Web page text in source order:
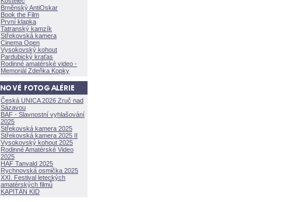
Brněnský AntiOskar
Book the Film
První klapka
Tatranský kamzík
Střekovská kamera
Cinema Open
Vysokovský kohout
Pardubický kraťas
Rodinné amatérské video -
Memoriál Zdeňka Kopky
Česká UNICA 2026 Zruč nad
Sázavou
BAF - Slavnostní vyhlašování
2025
Střekovská kamera 2025
Střekovská kamera 2025 II
Vysokovský kohout 2025
Rodinné Amatérské Video
2025
HAF Tanvald 2025
Rychnovská osmička 2025
XXI. Festival leteckých
amatérských filmů
KAPITÁN KID